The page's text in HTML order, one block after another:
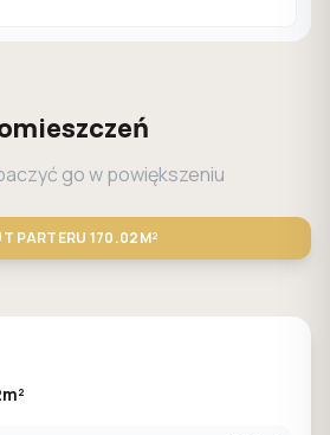
go w powiększeniu
PARTERU 170.02M²